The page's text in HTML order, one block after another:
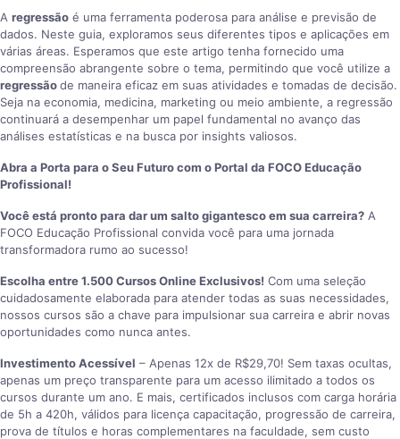
A regressão é uma ferramenta poderosa para análise e previsão de
dados. Neste guia, exploramos seus diferentes tipos e aplicações em
várias áreas. Esperamos que este artigo tenha fornecido uma
compreensão abrangente sobre o tema, permitindo que você utilize a
regressãode maneira eficaz em suas atividades e tomadas de decisão.
Seja na economia, medicina, marketing ou meio ambiente, a regressão
continuará a desempenhar um papel fundamental no avanço das
análises estatísticas e na busca por insights valiosos.
Abra a Porta para o Seu Futuro com o Portal da FOCO Educação
Profissional!
Você está pronto para dar um salto gigantesco em sua carreira? A
FOCO Educação Profissional convida você para uma jornada
transformadora rumo ao sucesso!
Escolha entre 1.500 Cursos Online Exclusivos! Com uma seleção
cuidadosamente elaborada para atender todas as suas necessidades,
nossos cursos são a chave para impulsionar sua carreira e abrir novas
oportunidades como nunca antes.
Investimento Acessível – Apenas 12x de R$29,70! Sem taxas ocultas,
apenas um preço transparente para um acesso ilimitado a todos os
cursos durante um ano. E mais, certificados inclusos com carga horária
de 5h a 420h, válidos para licença capacitação, progressão de carreira,
prova de títulos e horas complementares na faculdade, sem custo